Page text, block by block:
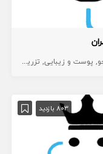
پوست و زیبایی تزریقات زیبایی
803 بازدید